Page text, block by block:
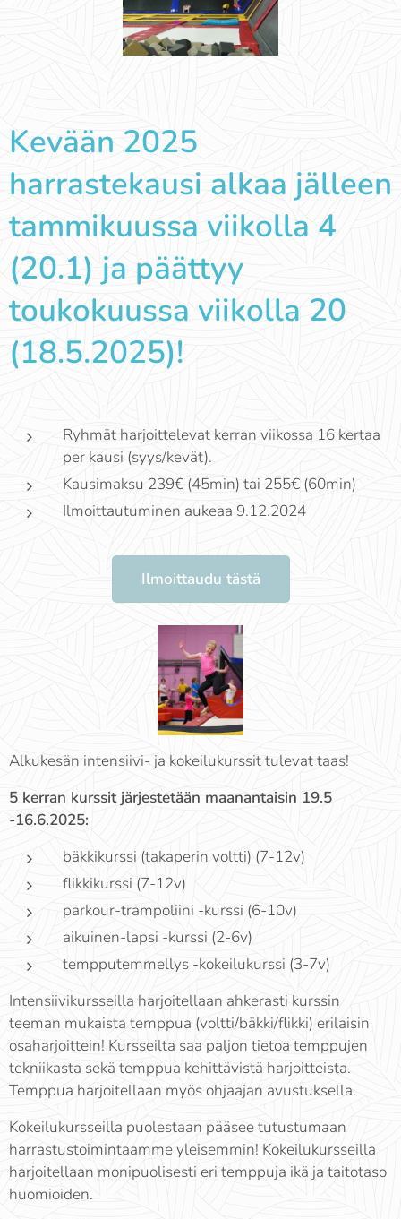
Kevään 2025
harrastekausi alkaa jälleen
tammikuussa viikolla 4
(20.1) ja päättyy
toukokuussa viikolla 20
(18.5.2025)!
Ryhmät harjoittelevat kerran viikossa 16 kertaa
per kausi (syys/kevät).
Kausimaksu 239€ (45min) tai 255€ (60min)
Ilmoittautuminen aukeaa 9.12.2024
Ilmoittaudu tästä
Alkukesän intensiivi- ja kokeilukurssit tulevat taas!
5 kerran kurssit järjestetään maanantaisin 19.5
-16.6.2025:
bäkkikurssi (takaperin voltti) (7-12v)
flikkikurssi (7-12v)
parkour-trampoliini -kurssi (6-10v)
aikuinen-lapsi -kurssi (2-6v)
tempputemmellys -kokeilukurssi (3-7v)
Intensiivikursseilla harjoitellaan ahkerasti kurssin
teeman mukaista temppua (voltti/bäkki/flikki) erilaisin
osaharjoittein! Kursseilta saa paljon tietoa temppujen
tekniikasta sekä temppua kehittävistä harjoitteista.
Temppua harjoitellaan myös ohjaajan avustuksella.
Kokeilukursseilla puolestaan pääsee tutustumaan
harrastustoimintaamme yleisemmin! Kokeilukursseilla
harjoitellaan monipuolisesti eri temppuja ikä ja taitotaso
huomioiden.